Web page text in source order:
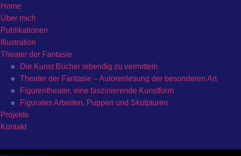
Home
Über mich
Publikationen
Illustration
Theater der Fantasie
Die Kunst Bücher lebendig zu vermitteln
Theater der Fantasie – Autorenlesung der besonderen Art
Figurentheater, eine faszinierende Kunstform
Figurales Arbeiten, Puppen und Skulpturen
Projekte
Kontakt